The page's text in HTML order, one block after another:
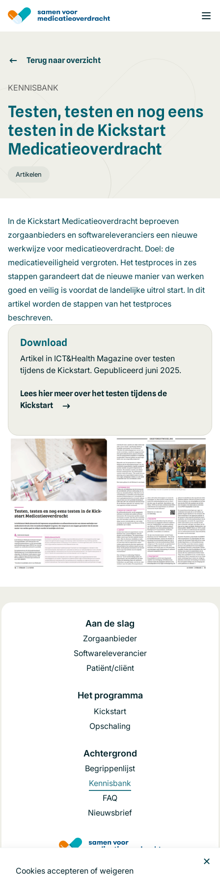
Overslaan
en
gaan
Cookies accepteren of weigeren
Terug naar overzicht
KENNISBANK
Testen, testen en nog eens
testen in de Kickstart
Medicatieoverdracht
Artikelen
In de Kickstart Medicatieoverdracht beproeven
zorgaanbieders en softwareleveranciers een nieuwe
werkwijze voor medicatieoverdracht. Doel: de
medicatieveiligheid vergroten. Het testproces in zes
stappen garandeert dat de nieuwe manier van werken
goed en veilig is voordat de landelijke uitrol start. In dit
artikel worden de stappen van het testproces
beschreven.
Download
Artikel in ICT&Health Magazine over testen
tijdens de Kickstart. Gepubliceerd juni 2025.
Lees hier meer over het testen tijdens de
Kickstart
Aan de slag
Zorgaanbieder
Softwareleverancier
Patiënt/cliënt
Het programma
Kickstart
Opschaling
Achtergrond
Begrippenlijst
Kennisbank
FAQ
Nieuwsbrief
.